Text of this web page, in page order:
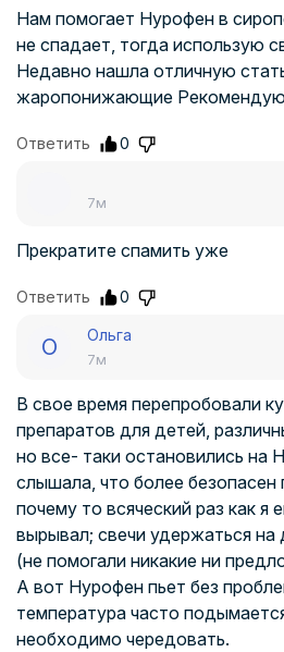
Нам помогает Нурофен в
не спадает, тогда использую
Недавно нашла отличную
жаропонижающие Рекомендую
Ответить 0
7м
Прекратите спамить уже
Ответить 0
О Ольга
7м
В свое время перепробовали
препаратов для детей,
но все- таки остановились на
слышала, что более безопасен
почему то всяческий раз как я
вырывал; свечи удержаться на
(не помогали никакие ни
А вот Нурофен пьет без
температура часто
необходимо чередовать.